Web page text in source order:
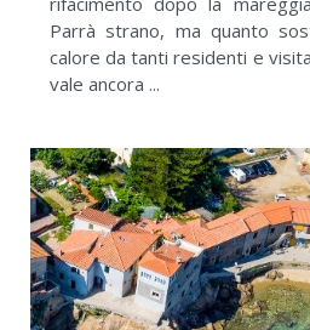
Parrà strano, ma quanto
calore da tanti residenti e
vale ancora ...